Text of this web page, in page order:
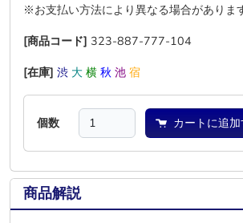
※お支払い方法により異なる場合がありま
[商品コード] 323-887-777-104
[在庫] 渋 大 横 秋 池 宿
個数 カートに追
商品解説